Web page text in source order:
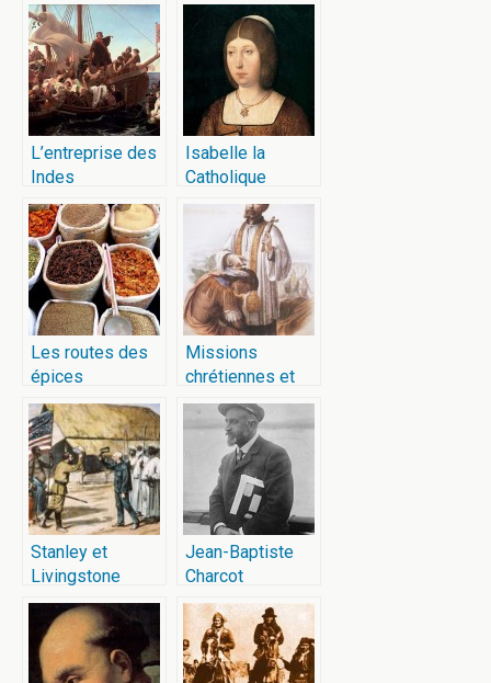
L’entreprise des
Indes
Isabelle la
Catholique
Les routes des
épices
Missions
chrétiennes et
colonisation
Stanley et
Livingstone
Jean-Baptiste
Charcot